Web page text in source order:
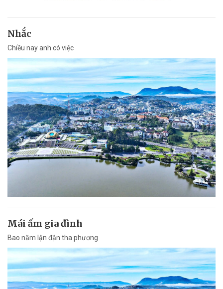
Nhắc
Chiều nay anh có việc
Mái ấm gia đình
Bao năm lận đận tha phương